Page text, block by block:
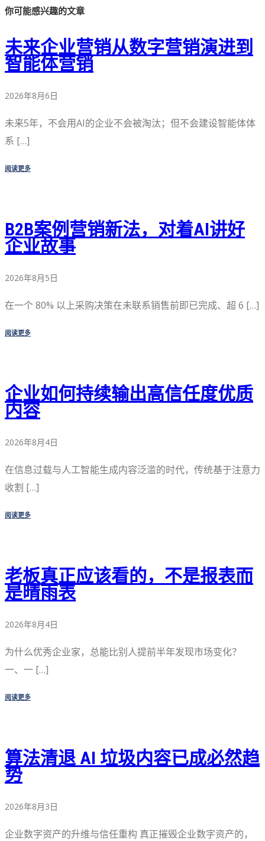
你可能感兴趣的文章
未来企业营销从数字营销演进到
智能体营销
2026年8月6日
未来5年，不会用AI的企业不会被淘汰；但不会建设智能体体
系 […]
阅读更多
B2B案例营销新法，对着AI讲好
企业故事
2026年8月5日
在一个 80% 以上采购决策在未联系销售前即已完成、超 6 […]
阅读更多
企业如何持续输出高信任度优质
内容
2026年8月4日
在信息过载与人工智能生成内容泛滥的时代，传统基于注意力
收割 […]
阅读更多
老板真正应该看的，不是报表而
是晴雨表
2026年8月4日
为什么优秀企业家，总能比别人提前半年发现市场变化？
一、一 […]
阅读更多
算法清退 AI 垃圾内容已成必然趋
势
2026年8月3日
企业数字资产的升维与信任重构 真正摧毁企业数字资产的，